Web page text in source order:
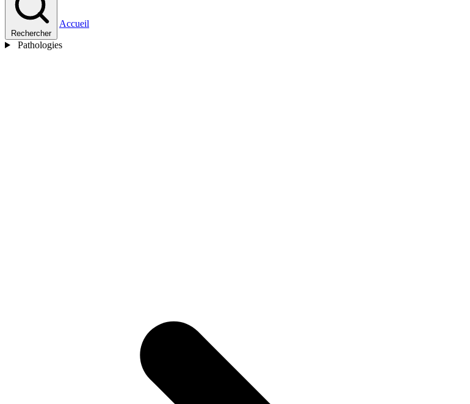
Rechercher
Accueil
Pathologies